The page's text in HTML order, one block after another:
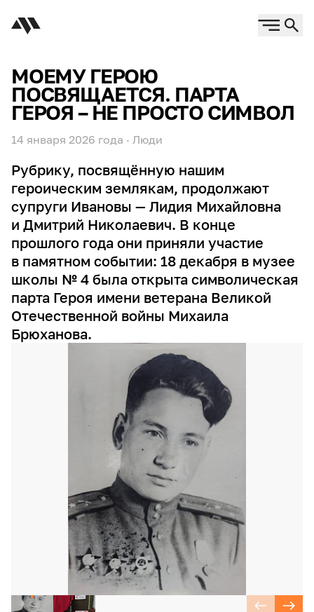
МОЕМУ ГЕРОЮ
ПОСВЯЩАЕТСЯ. ПАРТА
ГЕРОЯ – НЕ ПРОСТО СИМВОЛ
14 января 2026 года · Люди
Рубрику, посвящённую нашим
героическим землякам, продолжают
супруги Ивановы — Лидия Михайловна
и Дмитрий Николаевич. В конце
прошлого года они приняли участие
в памятном событии: 18 декабря в музее
школы № 4 была открыта символическая
парта Героя имени ветерана Великой
Отечественной войны Михаила
Брюханова.